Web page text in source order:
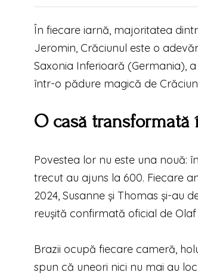
În fiecare iarnă, majoritatea
Jeromin, Crăciunul este o
Saxonia Inferioară (Germania),
într-o pădure magică de
O casă
Povestea lor nu este una nouă:
trecut au ajuns la 600. Fiecare
2024, Susanne și Thomas și-au
reușită confirmată oficial de
Brazii ocupă fiecare cameră,
spun că uneori nici nu mai au